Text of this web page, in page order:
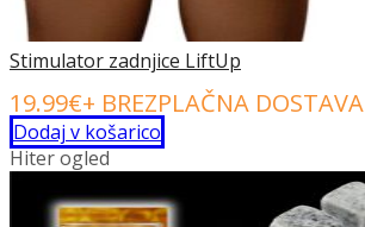
Stimulator zadnjice LiftUp
19.99€+ BREZPLAČNA DOSTAVA
Dodaj v košarico
Hiter ogled